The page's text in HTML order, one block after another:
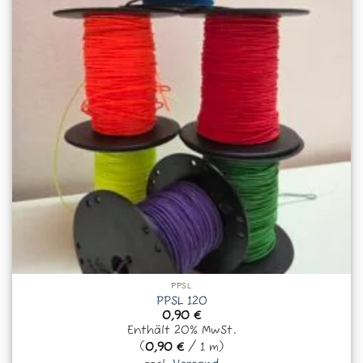
PPSL
PPSL 120
0,90 €
Enthält 20% MwSt.
(0,90 €/ 1 m)